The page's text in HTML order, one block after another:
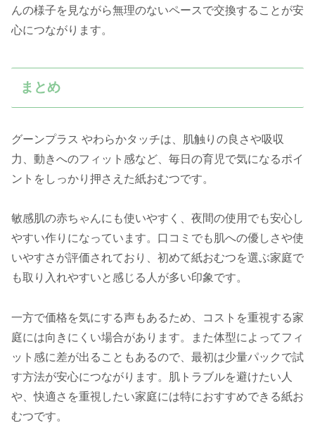
んの様子を見ながら無理のないペースで交換することが安
心につながります。
まとめ
グーンプラス やわらかタッチは、肌触りの良さや吸収
力、動きへのフィット感など、毎日の育児で気になるポイ
ントをしっかり押さえた紙おむつです。
敏感肌の赤ちゃんにも使いやすく、夜間の使用でも安心し
やすい作りになっています。口コミでも肌への優しさや使
いやすさが評価されており、初めて紙おむつを選ぶ家庭で
も取り入れやすいと感じる人が多い印象です。
一方で価格を気にする声もあるため、コストを重視する家
庭には向きにくい場合があります。また体型によってフィ
ット感に差が出ることもあるので、最初は少量パックで試
す方法が安心につながります。肌トラブルを避けたい人
や、快適さを重視したい家庭には特におすすめできる紙お
むつです。